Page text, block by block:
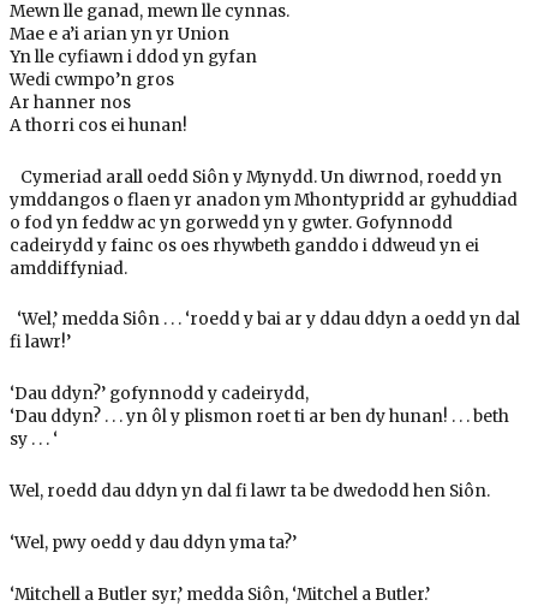
Mewn lle ganad, mewn lle cynnas.
Mae e a’i arian yn yr Union
Yn lle cyfiawn i ddod yn gyfan
Wedi cwmpo’n gros
Ar hanner nos
A thorri cos ei hunan!
Cymeriad arall oedd Siôn y Mynydd. Un diwrnod, roedd yn
ymddangos o flaen yr anadon ym Mhontypridd ar gyhuddiad
o fod yn feddw ac yn gorwedd yn y gwter. Gofynnodd
cadeirydd y fainc os oes rhywbeth ganddo i ddweud yn ei
amddiffyniad.
‘Wel,’ medda Siôn . . . ‘roedd y bai ar y ddau ddyn a oedd yn dal
fi lawr!’
‘Dau ddyn?’ gofynnodd y cadeirydd,
‘Dau ddyn? . . . yn ôl y plismon roet ti ar ben dy hunan! . . . beth
sy . . . ‘
Wel, roedd dau ddyn yn dal fi lawr ta be dwedodd hen Siôn.
‘Wel, pwy oedd y dau ddyn yma ta?’
‘Mitchell a Butler syr,’ medda Siôn, ‘Mitchel a Butler.’